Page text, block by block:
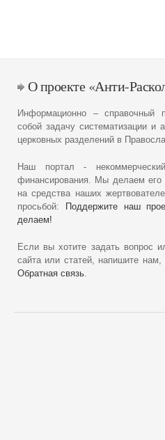
О проекте «Анти-
Информационно – справочный
собой задачу систематизации и
церковных разделений в
Наш портал -
финансирования. Мы делаем
на средства наших
просьбой:
Поддержите наш
делаем!
Если вы хотите задать вопрос
сайта или статей, напишите
Обратная связь.